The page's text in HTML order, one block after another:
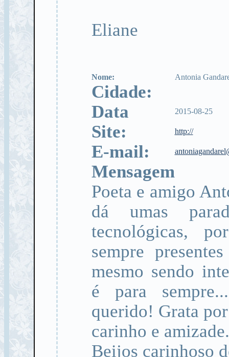
Eliane
Nome: Antonia
Cidade:
Data
2015-08-25
Site: http://
E-mail:
Mensagem
Poeta e amigo
dá umas
tecnológicas,
sempre
mesmo sendo
é para
querido! Grata
carinho e amizade.
Beijos carinhoso